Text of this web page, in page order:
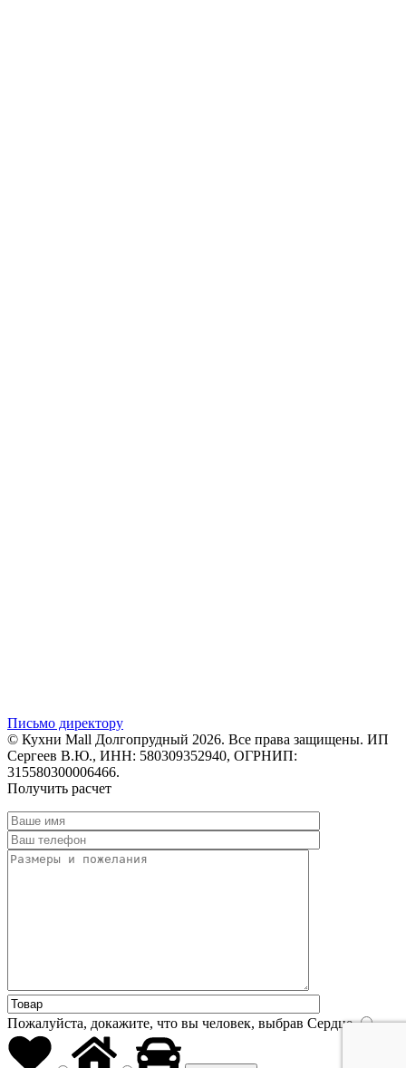
Письмо директору
© Кухни Mall Долгопрудный 2026. Все права защищены. ИП
Сергеев В.Ю., ИНН: 580309352940, ОГРНИП:
315580300006466.
Получить расчет
Пожалуйста, докажите, что вы человек, выбрав Сердце.